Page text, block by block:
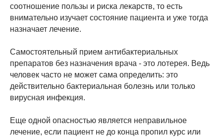
соотношение пользы и риска лекарств, то есть
внимательно изучает состояние пациента и уже тогда
назначает лечение.
Самостоятельный прием антибактериальных
препаратов без назначения врача - это лотерея. Ведь
человек часто не может сама определить: это
действительно бактериальная болезнь или только
вирусная инфекция.
Еще одной опасностью является неправильное
лечение, если пациент не до конца пропил курс или